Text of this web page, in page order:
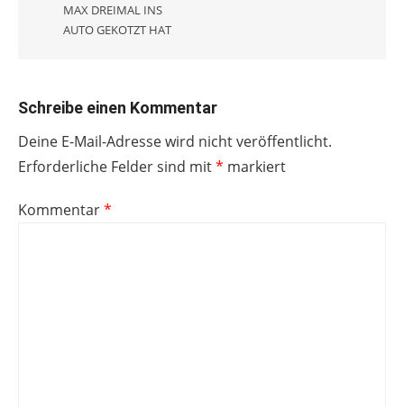
MAX DREIMAL INS
AUTO GEKOTZT HAT
Schreibe einen Kommentar
Deine E-Mail-Adresse wird nicht veröffentlicht.
Erforderliche Felder sind mit* markiert
Kommentar*